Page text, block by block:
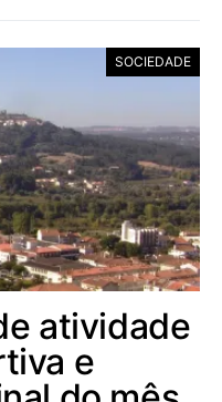
SOCIEDADE
atividade
e